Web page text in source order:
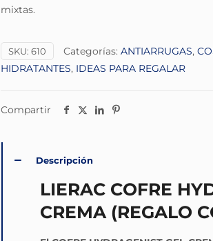
mixtas.
SKU: 610 Categorías: ANTIARRUGAS,
HIDRATANTES, IDEAS PARA REGALAR
Compartir
Descripción
LIERAC COFRE
CREMA (REGALO